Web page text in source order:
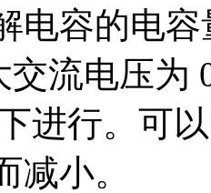
电容的电
交流电压为
进行。可
减小。